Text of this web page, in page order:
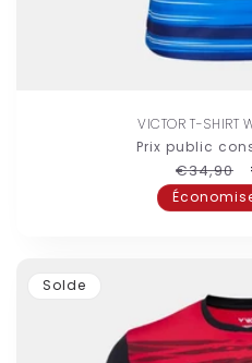
VICTOR T-SHIRT
Prix public
Prix
€34,90
Solde